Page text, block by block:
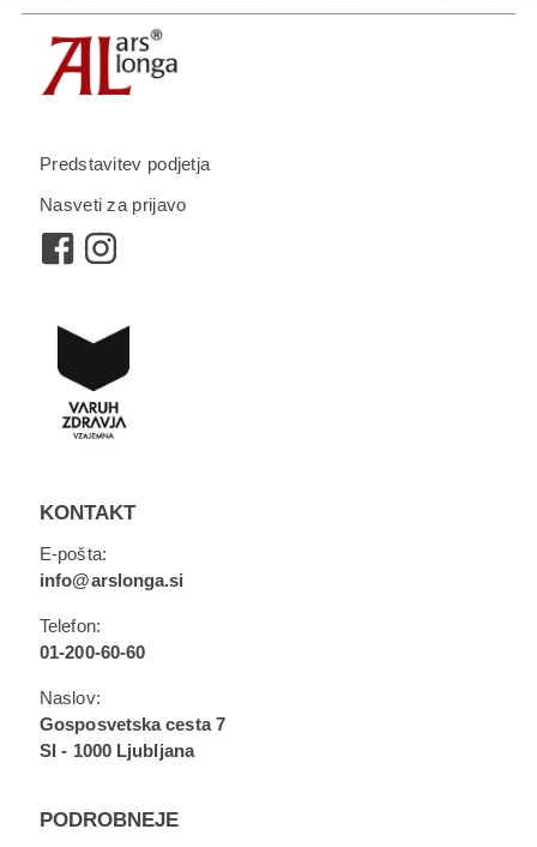
Predstavitev podjetja
Nasveti za prijavo
KONTAKT
E-pošta:
info@arslonga.si
Telefon:
01-200-60-60
Naslov:
Gosposvetska cesta 7
SI - 1000 Ljubljana
PODROBNEJE